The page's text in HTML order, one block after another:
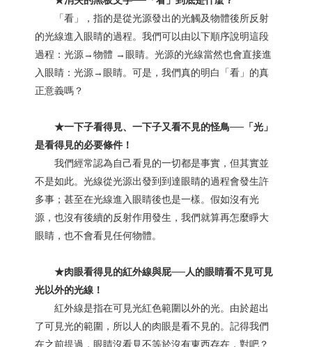
「看」，指的是從光源發出的光觸及物體後所反射
的光線進入眼睛的過程。我們可以由以下順序說明這段
過程：光源→物體 →眼睛。光源的光線當然也會直接進
入眼睛：光源→眼睛。可是，我們真的明白「看」的真
正意義嗎？
★一下子看得見、一下子又看不見的怪鳥──「光」
是看得見的必要條件！
我們經常認為自己看見的一切都是事實，但其實並
不是如此。光線從光源出發到到達眼睛的過程會發生許
多事；甚至在光線進入眼睛後也是一樣。假如沒有光
源，也沒有後續的反射作用發生，我們就算再怎麼睜大
眼睛，也不會看見任何物體。
★肉眼看得見的紅外線與屁──人的眼睛看不見可見
光以外的光線！
紅外線是指在可見光紅色範圍以外的光。由於超出
了可見光的範圍，所以人的肉眼是看不見的。記得我們
在之前提過，眼睛沒看見不等於沒有東西存在，對吧？